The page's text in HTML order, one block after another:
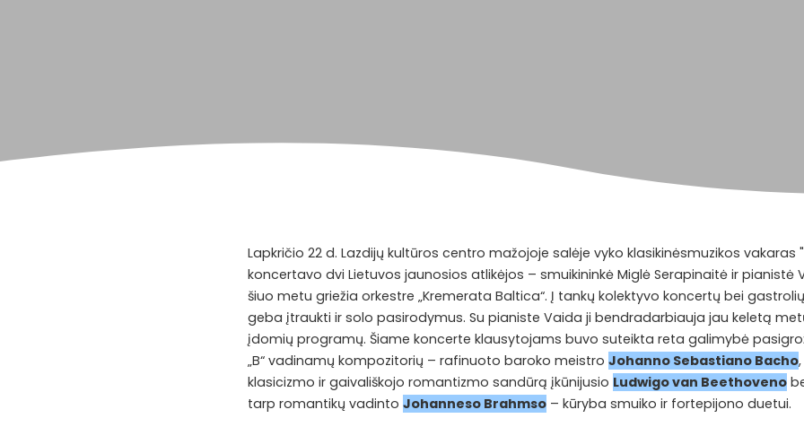
Lapkričio 22 d. Lazdijų kultūros centro mažojoje salėje vyko klasikinėsmuzikos vakaras
koncertavo dvi Lietuvos jaunosios atlikėjos – smuikininkė Miglė Serapinaitė ir pianistė
šiuo metu griežia orkestre „Kremerata Baltica“. Į tankų kolektyvo koncertų bei
geba įtraukti ir solo pasirodymus. Su pianiste Vaida ji bendradarbiauja jau keletą
įdomių programų. Šiame koncerte klausytojams buvo suteikta reta galimybė
„B“ vadinamų kompozitorių – rafinuoto baroko meistro Johanno Sebastiano Bacho
klasicizmo ir gaivališkojo romantizmo sandūrą įkūnijusio Ludwigo van Beethoveno
tarp romantikų vadinto Johanneso Brahmso– kūryba smuiko ir fortepijono duetui.